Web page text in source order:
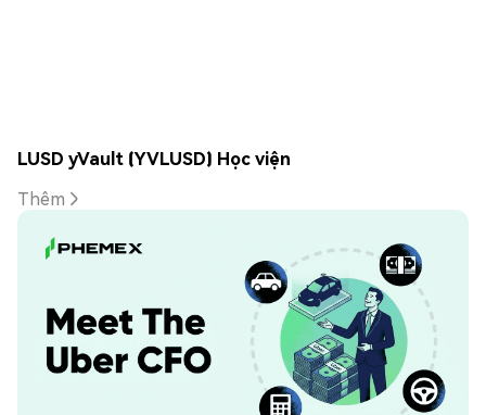
LUSD yVault (YVLUSD) Học viện
Thêm